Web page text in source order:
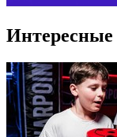
Интересные